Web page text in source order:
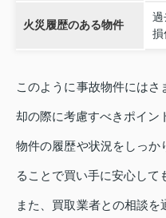
火災履歴のある物件
過
損
このように事故物件には
却の際に考慮すべきポイン
物件の履歴や状況をしっか
ることで買い手に安心して
また、買取業者との相談